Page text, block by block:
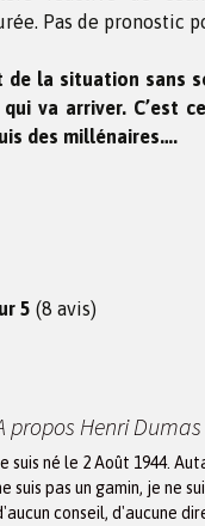
Pas de pronostic
de la situation sans
va arriver. C’est
des millénaires….
5 (8 avis)
propos Henri Dumas
suis né le 2 Août 1944.
suis pas un gamin, je ne
conseil, d'aucune